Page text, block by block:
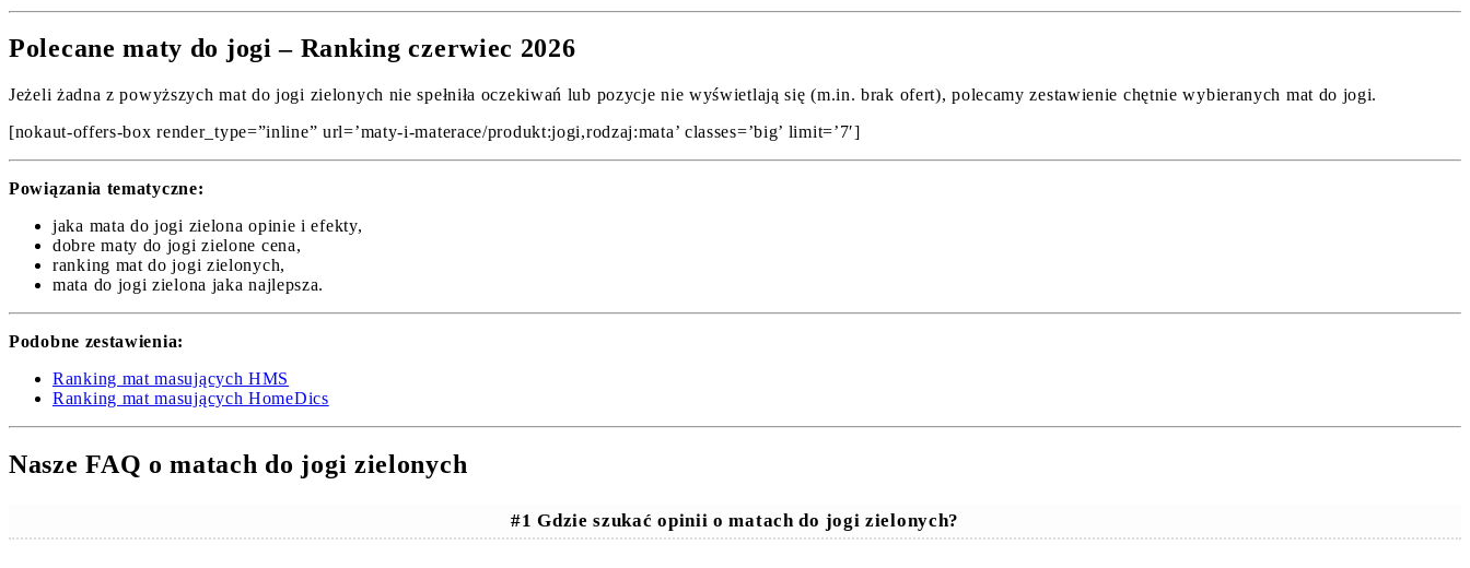
Polecane maty do jogi – Ranking czerwiec 2026
Jeżeli żadna z powyższych mat do jogi zielonych nie spełniła oczekiwań lub pozycje nie wyświetlają się (m.in. brak ofert), polecamy zestawienie chętnie wybieranych mat do jogi.
[nokaut-offers-box render_type=”inline” url=’maty-i-materace/produkt:jogi,rodzaj:mata’ classes=’big’ limit=’7′]
Powiązania tematyczne:
jaka mata do jogi zielona opinie i efekty,
dobre maty do jogi zielone cena,
ranking mat do jogi zielonych,
mata do jogi zielona jaka najlepsza.
Podobne zestawienia:
Ranking mat masujących HMS
Ranking mat masujących HomeDics
Nasze FAQ o matach do jogi zielonych
#1 Gdzie szukać opinii o matach do jogi zielonych?